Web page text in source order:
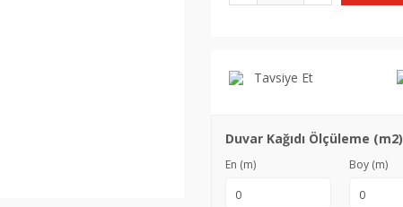
Tavsiye Et
Duvar Kağıdı Ölçüleme (m2)
En (m) Boy (m)